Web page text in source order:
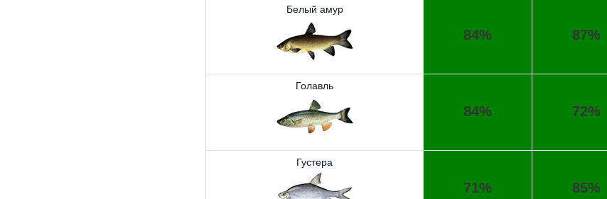
Белый амур
84% 87%
Голавль
84% 72%
Густера
71% 85%